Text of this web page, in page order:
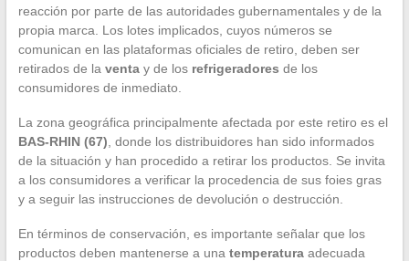
reacción por parte de las autoridades gubernamentales y de la
propia marca. Los lotes implicados, cuyos números se
comunican en las plataformas oficiales de retiro, deben ser
retirados de la ventay de los refrigeradores de los
consumidores de inmediato.
La zona geográfica principalmente afectada por este retiro es el
BAS-RHIN (67) , donde los distribuidores han sido informados
de la situación y han procedido a retirar los productos. Se invita
a los consumidores a verificar la procedencia de sus foies gras
y a seguir las instrucciones de devolución o destrucción.
En términos de conservación, es importante señalar que los
productos deben mantenerse a una temperaturaadecuada